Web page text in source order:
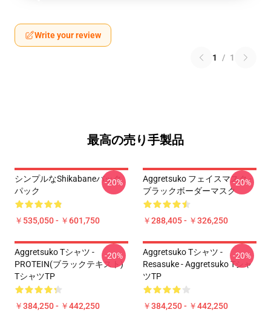
Write your review
1 / 1
最高の売り手製品
シンプルなShikabaneバック
パック
￥535,050 - ￥601,750
-20%
Aggretsuko フェイスマスク -
ブラックボーダーマスク
￥288,405 - ￥326,250
-20%
Aggretsuko Tシャツ -
PROTEIN(ブラックテキスト)
TシャツTP
￥384,250 - ￥442,250
-20%
Aggretsuko Tシャツ -
Resasuke - Aggretsuko Tシャ
ツTP
￥384,250 - ￥442,250
-20%